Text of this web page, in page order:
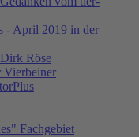
- April 2019 in der
Röse
Vierbeiner
Fachgebiet